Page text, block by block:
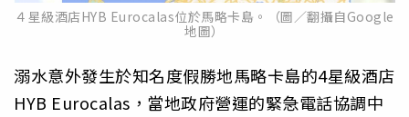
４星級酒店HYB Eurocalas位於馬略卡島。（圖／翻攝自Google
地圖）
溺水意外發生於知名度假勝地馬略卡島的4星級酒店
HYB Eurocalas，當地政府營運的緊急電話協調中